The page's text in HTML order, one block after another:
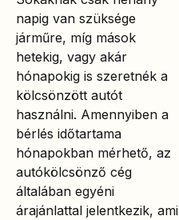
napig van szüksége
járműre, míg mások
hetekig, vagy akár
hónapokig is szeretnék a
kölcsönzött autót
használni. Amennyiben a
bérlés időtartama
hónapokban mérhető, az
autókölcsönző cég
általában egyéni
árajánlattal jelentkezik, ami